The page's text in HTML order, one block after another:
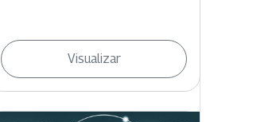
Visualizar